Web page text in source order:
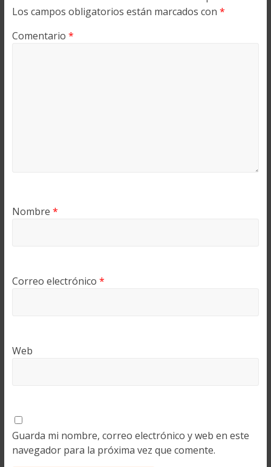
Los campos obligatorios están marcados con *
Comentario *
Nombre *
Correo electrónico *
Web
Guarda mi nombre, correo electrónico y web en este
navegador para la próxima vez que comente.